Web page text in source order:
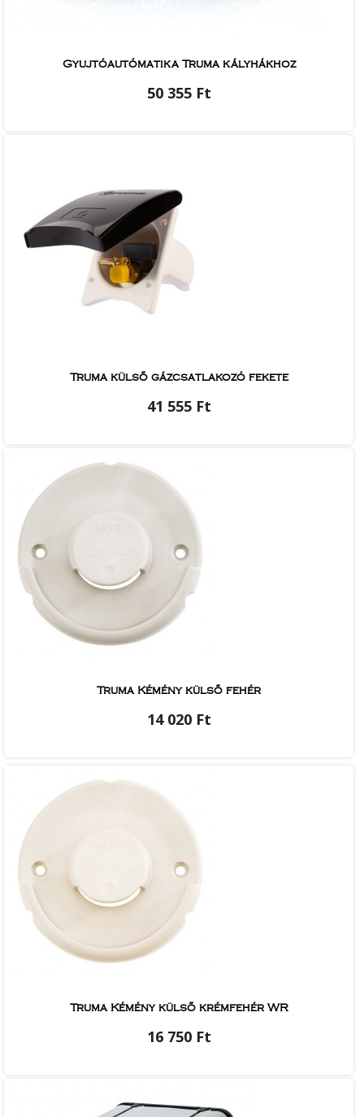
Gyujtóautómatika Truma kályhákhoz
50 355 Ft
Truma külső gázcsatlakozó fekete
41 555 Ft
Truma Kémény külső fehér
14 020 Ft
Truma Kémény külső krémfehér WR
16 750 Ft